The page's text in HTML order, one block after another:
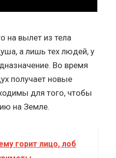
на вылет из тела
а лишь тех людей, у
Во время
получает новые
для того, чтобы
на Земле.
горит лицо, лоб